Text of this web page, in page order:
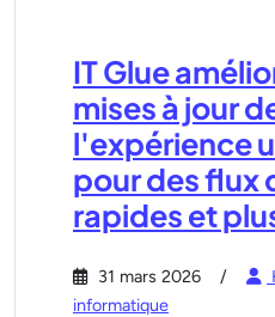
IT Glue
mises à jour
l'expérience
pour des flux
rapides et
31 mars 2026
informatique